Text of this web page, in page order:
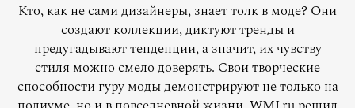
Кто, как не сами дизайнеры, знает толк в моде? Они
создают коллекции, диктуют тренды и
предугадывают тенденции, а значит, их чувству
стиля можно смело доверять. Свои творческие
способности гуру моды демонстрируют не только на